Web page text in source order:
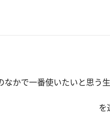
なかで一番使いたいと思う
を